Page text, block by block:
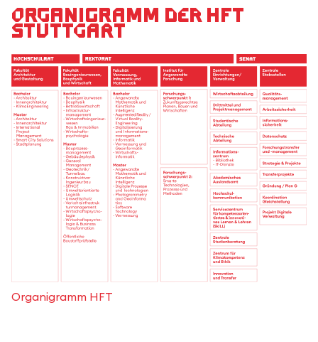
Organigramm der HFT
Stuttgart
Organigramm HFT